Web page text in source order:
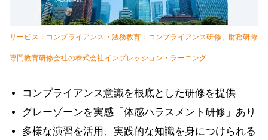
サービス：コンプライアンス・法務教育：コンプライアンス研修、財務研修
専門教育研修会社の株式会社インプレッション・ラーニング
コンプライアンス意識を根底とした研修を提供
グレーゾーンを実感「体感ハラスメント研修」あり
多様な演習を活用、実践的な知識を身につけられる